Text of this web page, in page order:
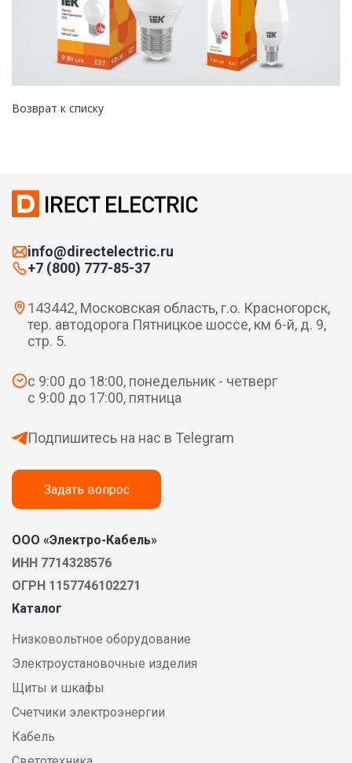
Возврат к списку
info@directelectric.ru
+7 (800) 777-85-37
143442, Московская область, г.о. Красногорск,
тер. автодорога Пятницкое шоссе, км 6-й, д. 9,
стр. 5.
с 9:00 до 18:00, понедельник - четверг
с 9:00 до 17:00, пятница
Подпишитесь на нас в Telegram
Задать вопрос
ООО «Электро-Кабель»
ИНН 7714328576
ОГРН 1157746102271
Каталог
Низковольтное оборудование
Электроустановочные изделия
Щиты и шкафы
Счетчики электроэнергии
Кабель